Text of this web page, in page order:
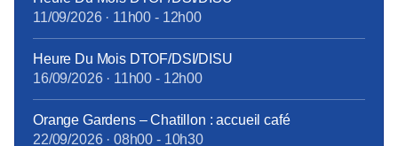
11/09/2026· 11h00 - 12h00
Heure Du Mois DTOF/DSI/DISU
16/09/2026· 11h00 - 12h00
Orange Gardens – Chatillon : accueil café
22/09/2026· 08h00 - 10h30